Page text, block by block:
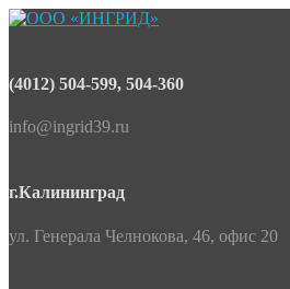
(4012) 504-599, 504-360
info@ingrid39.ru
г.Калининград
ул. Генерала Челнокова, 46, офис 20